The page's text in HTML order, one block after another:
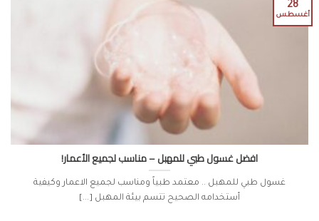
افضل غسول طبي للمهبل – مناسب لجميع الأعمار!
غسول طبي للمهبل .. معتمد طبياً ومناسب لجميع الاعمار وكيفية
أستخدامه الصحيح تتسم بيئة المهبل [...]
28
أغسطس